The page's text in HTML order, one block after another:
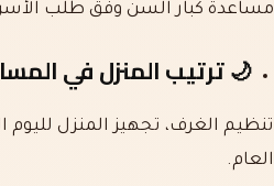
مساعدة كبار السن وفق طلب
🌙ترتيب المنزل في
تنظيم الغرف، تجهيز المنزل لليوم
العام.